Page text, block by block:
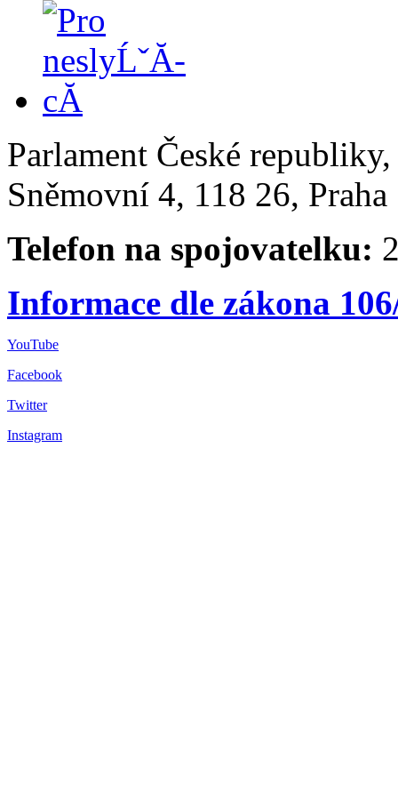
Parlament České
Sněmovní 4, 118 26,
Telefon na spojovatelku:
Informace dle zákona
YouTube
Facebook
Twitter
Instagram